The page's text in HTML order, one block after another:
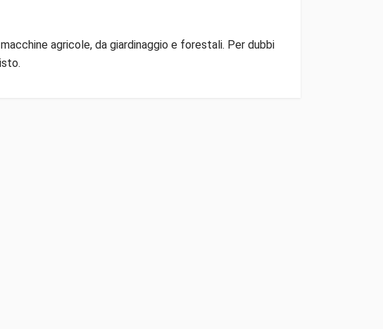
agricole, da giardinaggio e forestali. Per dubbi